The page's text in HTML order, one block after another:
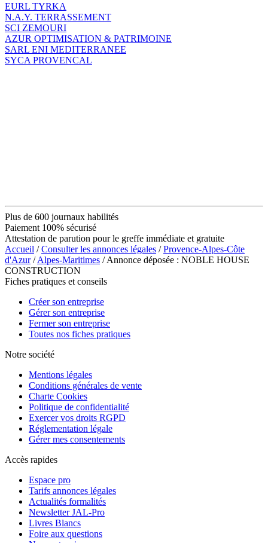
EURL TYRKA
N.A.Y. TERRASSEMENT
SCI ZEMOURI
AZUR OPTIMISATION & PATRIMOINE
SARL ENI MEDITERRANEE
SYCA PROVENCAL
Plus de 600 journaux habilités
Paiement 100% sécurisé
Attestation de parution pour le greffe immédiate et gratuite
Accueil /Consulter les annonces légales /Provence-Alpes-Côte
d'Azur/Alpes-Maritimes / Annonce déposée : NOBLE HOUSE
CONSTRUCTION
Fiches pratiques et conseils
Créer son entreprise
Gérer son entreprise
Fermer son entreprise
Toutes nos fiches pratiques
Notre société
Mentions légales
Conditions générales de vente
Charte Cookies
Politique de confidentialité
Exercer vos droits RGPD
Réglementation légale
Gérer mes consentements
Accès rapides
Espace pro
Tarifs annonces légales
Actualités formalités
Newsletter JAL-Pro
Livres Blancs
Foire aux questions